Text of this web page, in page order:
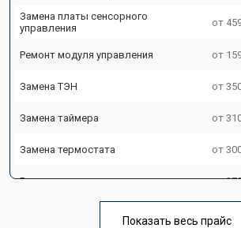
Замена платы сенсорного
управления
от
Ремонт модуля управления от
Замена ТЭН от
Замена таймера от
Замена термостата от
Ремонт электропроводки от
Показать весь прайс